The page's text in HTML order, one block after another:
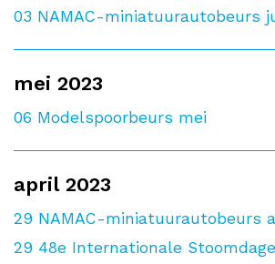
03 NAMAC-miniatuurautobeurs
mei 2023
06 Modelspoorbeurs mei
april 2023
29 NAMAC-miniatuurautobeurs
29 48e Internationale